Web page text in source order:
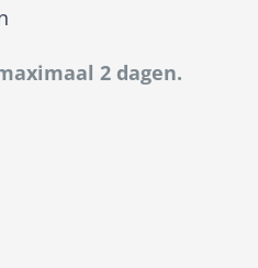
2 dagen.